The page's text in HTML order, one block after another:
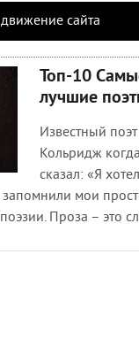
сайта
Топ-10
лучшие
Известный
Кольридж
сказал: «Я
мои
Проза – это